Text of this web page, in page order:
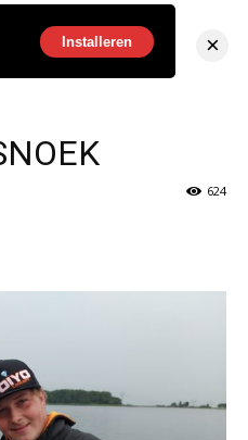
624
Installeren ×